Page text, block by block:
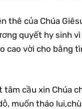
thê của Chúa
quyết hy sinh vì
cao vời cho bằng
tâm cầu xin Chúa
muốn tháo